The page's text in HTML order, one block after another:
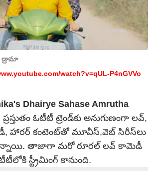
డ్రామా
watch?v=qUL-P4nGVVo
Dhairye Sahase Amrutha
ప్రస్తుతం ఓటీటీ ట్రెండ్‌కు అనుగుణంగా లవ్,
హారర్ కంటెంట్‌తో మూవీస్,వెబ్ సిరీస్‌లు
తాజాగా మరో రూరల్ లవ్ కామెడీ
స్ట్రీమింగ్ కానుంది.